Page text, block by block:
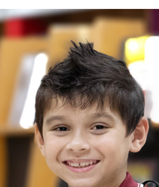
합니다. 아이들은 또
통해 호기심을 발휘할 기
활발한 학생 기반 경험을